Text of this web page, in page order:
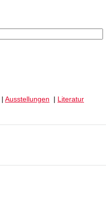
| Ausstellungen | Literatur